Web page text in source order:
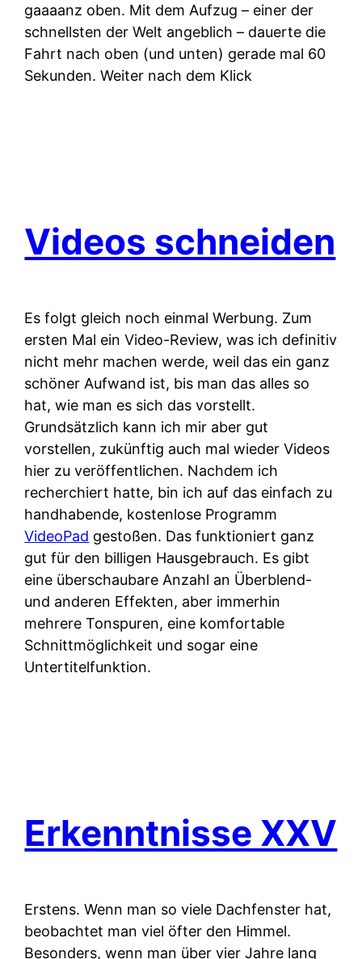
gaaaanz oben. Mit dem Aufzug – einer der
schnellsten der Welt angeblich – dauerte die
Fahrt nach oben (und unten) gerade mal 60
Sekunden. Weiter nach dem Klick
Videos schneiden
Es folgt gleich noch einmal Werbung. Zum
ersten Mal ein Video-Review, was ich definitiv
nicht mehr machen werde, weil das ein ganz
schöner Aufwand ist, bis man das alles so
hat, wie man es sich das vorstellt.
Grundsätzlich kann ich mir aber gut
vorstellen, zukünftig auch mal wieder Videos
hier zu veröffentlichen. Nachdem ich
recherchiert hatte, bin ich auf das einfach zu
handhabende, kostenlose Programm
VideoPad gestoßen. Das funktioniert ganz
gut für den billigen Hausgebrauch. Es gibt
eine überschaubare Anzahl an Überblend-
und anderen Effekten, aber immerhin
mehrere Tonspuren, eine komfortable
Schnittmöglichkeit und sogar eine
Untertitelfunktion.
Erkenntnisse XXV
Erstens. Wenn man so viele Dachfenster hat,
beobachtet man viel öfter den Himmel.
Besonders, wenn man über vier Jahre lang